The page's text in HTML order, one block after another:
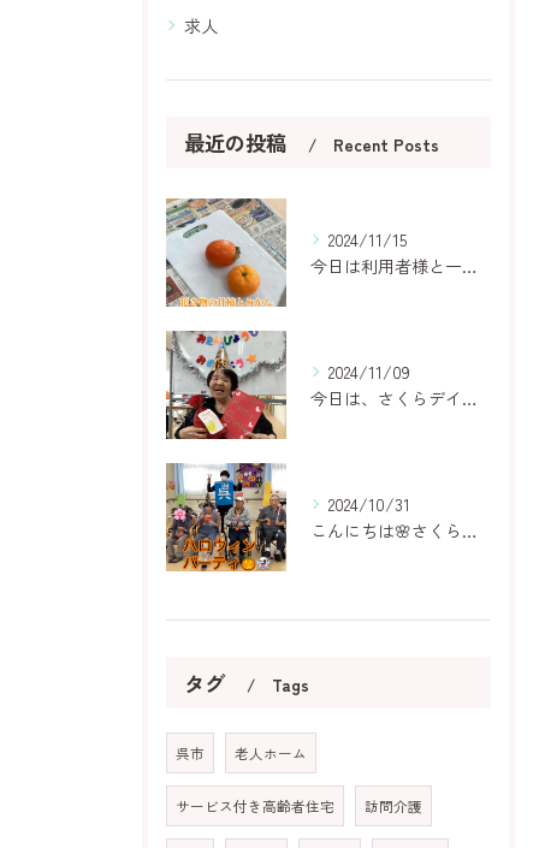
求人
最近の投稿 Recent Posts
2024/11/15
今日は利用者様と一緒に、甘柿を楽しむひとときを過ごしました🍂...
2024/11/09
今日は、さくらデイサービスくれで心温まる誕生日会が行われまし...
2024/10/31
こんにちは🌸さくらデイサービスくれです！！
タグ Tags
呉市 老人ホーム
サービス付き高齢者住宅 訪問介護